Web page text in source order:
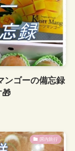
ンゴーの備忘録
🎁
国内旅行